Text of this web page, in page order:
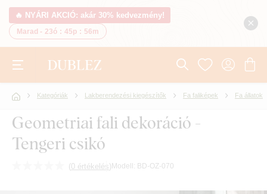
🔥 NYÁRI AKCIÓ: akár 30% kedvezmény!
Marad - 23ó : 45p : 55m
Kategóriák Lakberendezési kiegészítők Fa faliképek Fa állatok
Geometriai fali dekoráció -
Tengeri csikó
(0 értékelés) Modell: BD-OZ-070